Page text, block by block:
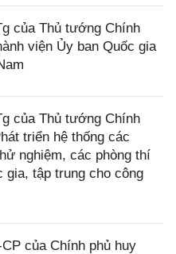
của Thủ tướng Chính
viện Ủy ban Quốc gia
của Thủ tướng Chính
triển hệ thống các
nghiệm, các phòng thí
gia, tập trung cho công
của Chính phủ huy